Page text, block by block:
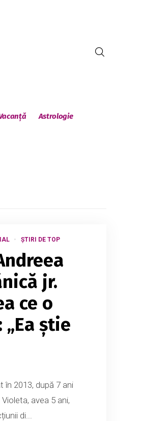
Astrologie
ȘTIRI DE TOP
jr.
ce o
știe
în 2013, după 7 ani
avea 5 ani,
di...